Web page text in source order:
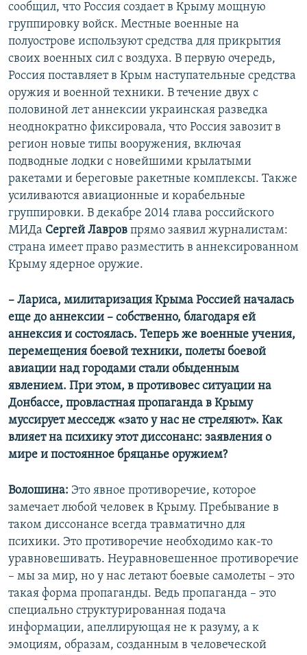
сообщил, что Россия создает в Крыму мощную
группировку войск. Местные военные на
полуострове используют средства для прикрытия
своих военных сил с воздуха. В первую очередь,
Россия поставляет в Крым наступательные средства
оружия и военной техники. В течение двух с
половиной лет аннексии украинская разведка
неоднократно фиксировала, что Россия завозит в
регион новые типы вооружения, включая
подводные лодки с новейшими крылатыми
ракетами и береговые ракетные комплексы. Также
усиливаются авиационные и корабельные
группировки. В декабре 2014 глава российского
МИДа Сергей Лавров прямо заявил журналистам:
страна имеет право разместить в аннексированном
Крыму ядерное оружие.
– Лариса, милитаризация Крыма Россией началась
еще до аннексии – собственно, благодаря ей
аннексия и состоялась. Теперь же военные учения,
перемещения боевой техники, полеты боевой
авиации над городами стали обыденным
явлением. При этом, в противовес ситуации на
Донбассе, провластная пропаганда в Крыму
муссирует месседж «зато у нас не стреляют». Как
влияет на психику этот диссонанс: заявления о
мире и постоянное бряцанье оружием?
Волошина: Это явное противоречие, которое
замечает любой человек в Крыму. Пребывание в
таком диссонансе всегда травматично для
психики. Это противоречие необходимо как-то
уравновешивать. Неуравновешенное противоречие
– мы за мир, но у нас летают боевые самолеты – это
такая форма пропаганды. Ведь пропаганда – это
специально структурированная подача
информации, апеллирующая не к разуму, а к
эмоциям, образам, созданным в человеческой